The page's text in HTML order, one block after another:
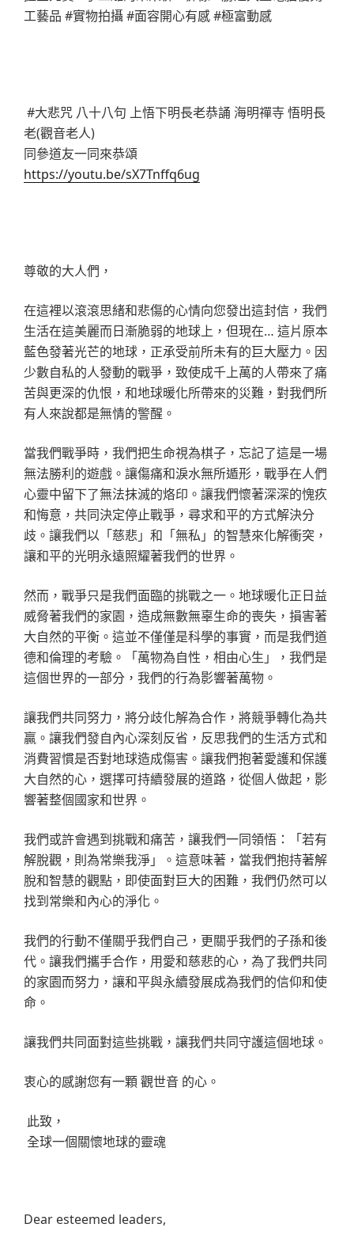
工藝品 #實物拍攝 #面容開心有感 #極富動感
#大悲咒 八十八句 上悟下明長老恭誦 海明禪寺 悟明長
老(觀音老人)
同參道友一同來恭頌
https://youtu.be/sX7Tnffq6ug
尊敬的大人們，
在這裡以滾滾思緒和悲傷的心情向您發出這封信，我們
生活在這美麗而日漸脆弱的地球上，但現在… 這片原本
藍色發著光芒的地球，正承受前所未有的巨大壓力。因
少數自私的人發動的戰爭，致使成千上萬的人帶來了痛
苦與更深的仇恨，和地球暖化所帶來的災難，對我們所
有人來說都是無情的警醒。
當我們戰爭時，我們把生命視為棋子，忘記了這是一場
無法勝利的遊戲。讓傷痛和淚水無所遁形，戰爭在人們
心靈中留下了無法抹滅的烙印。讓我們懷著深深的愧疚
和悔意，共同決定停止戰爭，尋求和平的方式解決分
歧。讓我們以「慈悲」和「無私」的智慧來化解衝突，
讓和平的光明永遠照耀著我們的世界。
然而，戰爭只是我們面臨的挑戰之一。地球暖化正日益
威脅著我們的家園，造成無數無辜生命的喪失，損害著
大自然的平衡。這並不僅僅是科學的事實，而是我們道
德和倫理的考驗。「萬物為自性，相由心生」，我們是
這個世界的一部分，我們的行為影響著萬物。
讓我們共同努力，將分歧化解為合作，將競爭轉化為共
贏。讓我們發自內心深刻反省，反思我們的生活方式和
消費習慣是否對地球造成傷害。讓我們抱著愛護和保護
大自然的心，選擇可持續發展的道路，從個人做起，影
響著整個國家和世界。
我們或許會遇到挑戰和痛苦，讓我們一同領悟：「若有
解脫觀，則為常樂我淨」。這意味著，當我們抱持著解
脫和智慧的觀點，即使面對巨大的困難，我們仍然可以
找到常樂和內心的淨化。
我們的行動不僅關乎我們自己，更關乎我們的子孫和後
代。讓我們攜手合作，用愛和慈悲的心，為了我們共同
的家園而努力，讓和平與永續發展成為我們的信仰和使
命。
讓我們共同面對這些挑戰，讓我們共同守護這個地球。
衷心的感謝您有一顆 觀世音 的心。
此致，
全球一個關懷地球的靈魂
Dear esteemed leaders,